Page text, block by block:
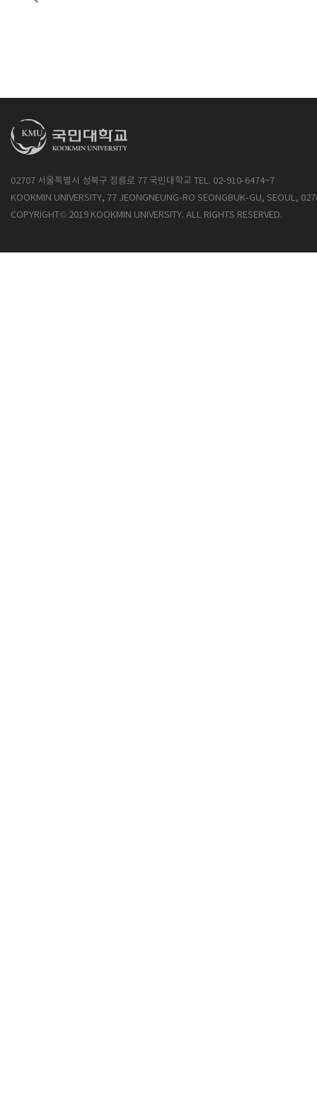
02707 서울특별시 성북구 정릉로 77 국민대학교 TEL. 02-910-6474~7
KOOKMIN UNIVERSITY, 77 JEONGNEUNG-RO SEONGBUK-GU, SEOUL,
COPYRIGHT© 2019 KOOKMIN UNIVERSITY. ALL RIGHTS RESERVED.